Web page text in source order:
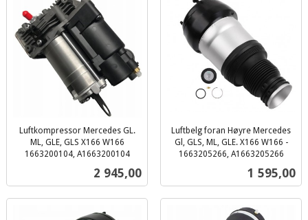
Luftkompressor Mercedes GL.
ML, GLE, GLS X166 W166
1663200104, A1663200104
Pris
2 945,00
Luftbelg foran Høyre Mercedes
Gl, GLS, ML, GLE. X166 W166 -
1663205266, A1663205266
Pris
1 595,00